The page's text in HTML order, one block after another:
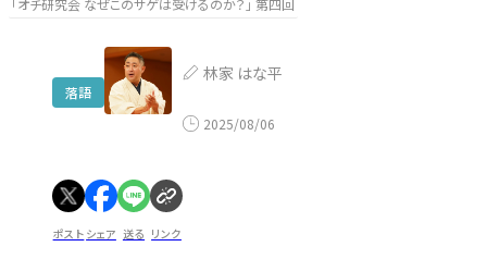
「オチ研究会 なぜこのサゲは受けるのか？」 第四回
落語
林家 はな平
2025/08/06
ポスト シェア 送る リンク